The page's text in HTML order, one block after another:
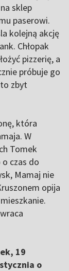
sklep
paserowi.
kolejną akcję
Chłopak
pizzerię, a
próbuje go
zbyt
która
W
Tomek
czas do
Mamaj nie
opija
19
o